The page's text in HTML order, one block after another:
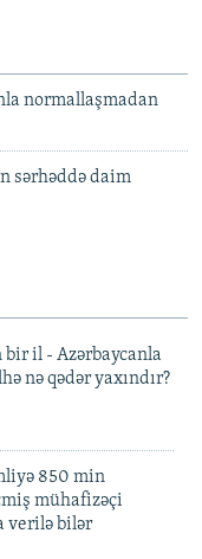
normallaşmadan
sərhəddə daim
bir il - Azərbaycanla
nə qədər yaxındır?
850 min
mühafizəçi
verilə bilər